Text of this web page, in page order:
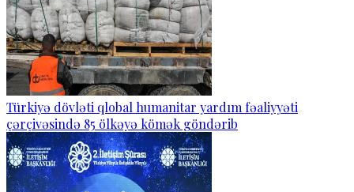
Türkiyə dövləti qlobal humanitar yardım fəaliyyəti
çərçivəsində 85 ölkəyə kömək göndərib